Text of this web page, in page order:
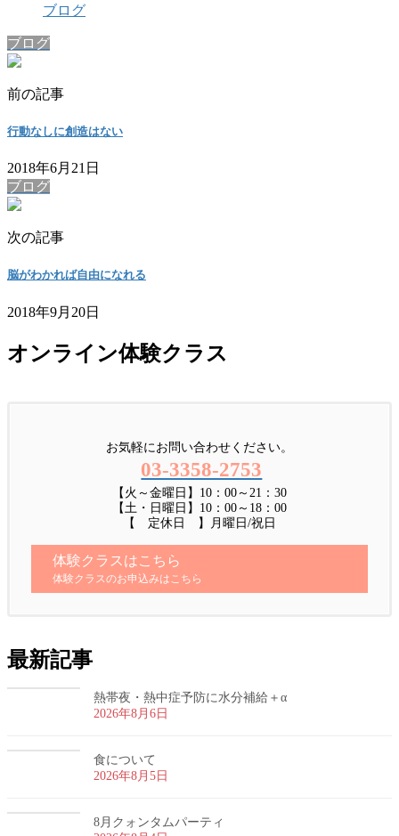
ブログ
ブログ
前の記事
行動なしに創造はない
2018年6月21日
ブログ
次の記事
脳がわかれば自由になれる
2018年9月20日
オンライン体験クラス
お気軽にお問い合わせください。
03-3358-2753
【火～金曜日】10：00～21：30
【土・日曜日】10：00～18：00
【 定休日 】月曜日/祝日
体験クラスはこちら
体験クラスのお申込みはこちら
最新記事
熱帯夜・熱中症予防に水分補給＋α
2026年8月6日
食について
2026年8月5日
8月クォンタムパーティ